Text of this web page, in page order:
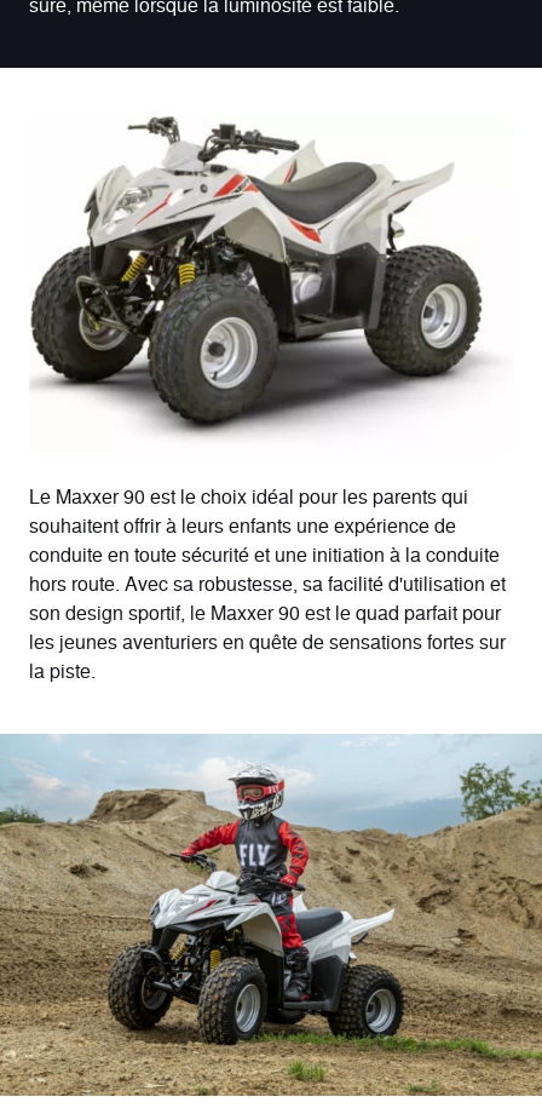
Le Maxxer 90 est le choix idéal pour les parents qui
souhaitent offrir à leurs enfants une expérience de
conduite en toute sécurité et une initiation à la conduite
hors route. Avec sa robustesse, sa facilité d'utilisation et
son design sportif, le Maxxer 90 est le quad parfait pour
les jeunes aventuriers en quête de sensations fortes sur
la piste.